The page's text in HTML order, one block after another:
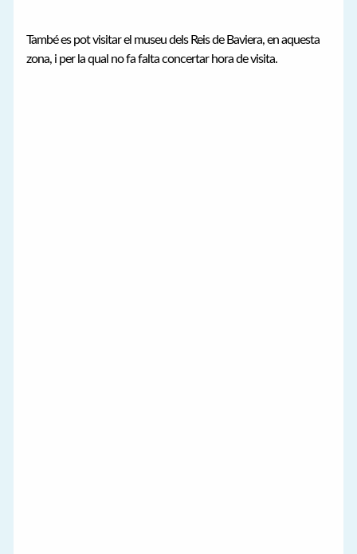
També es pot visitar el museu dels Reis de Baviera, en aquesta
zona, i per la qual no fa falta concertar hora de visita.